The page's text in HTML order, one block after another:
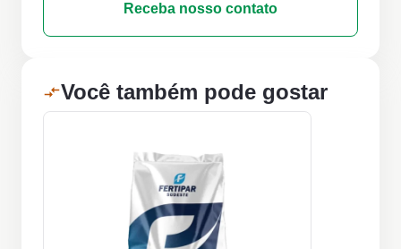
Receba nosso contato
Você também pode gostar